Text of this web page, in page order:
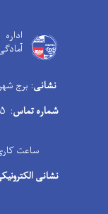
اداره
نشانی: برج
شماره تماس: ۰۲۰۲۵۲۷۳۷۵
ساعت کاری: ۰۸:۰۰ صبح الی ۰۴:۰۰ بعد
نشانی